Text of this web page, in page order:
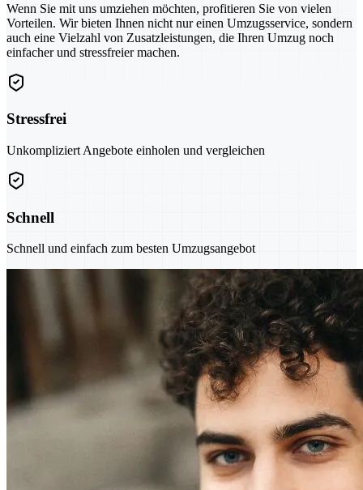
Wenn Sie mit uns umziehen möchten, profitieren Sie von vielen
Vorteilen. Wir bieten Ihnen nicht nur einen Umzugsservice, sondern
auch eine Vielzahl von Zusatzleistungen, die Ihren Umzug noch
einfacher und stressfreier machen.
Stressfrei
Unkompliziert Angebote einholen und vergleichen
Schnell
Schnell und einfach zum besten Umzugsangebot